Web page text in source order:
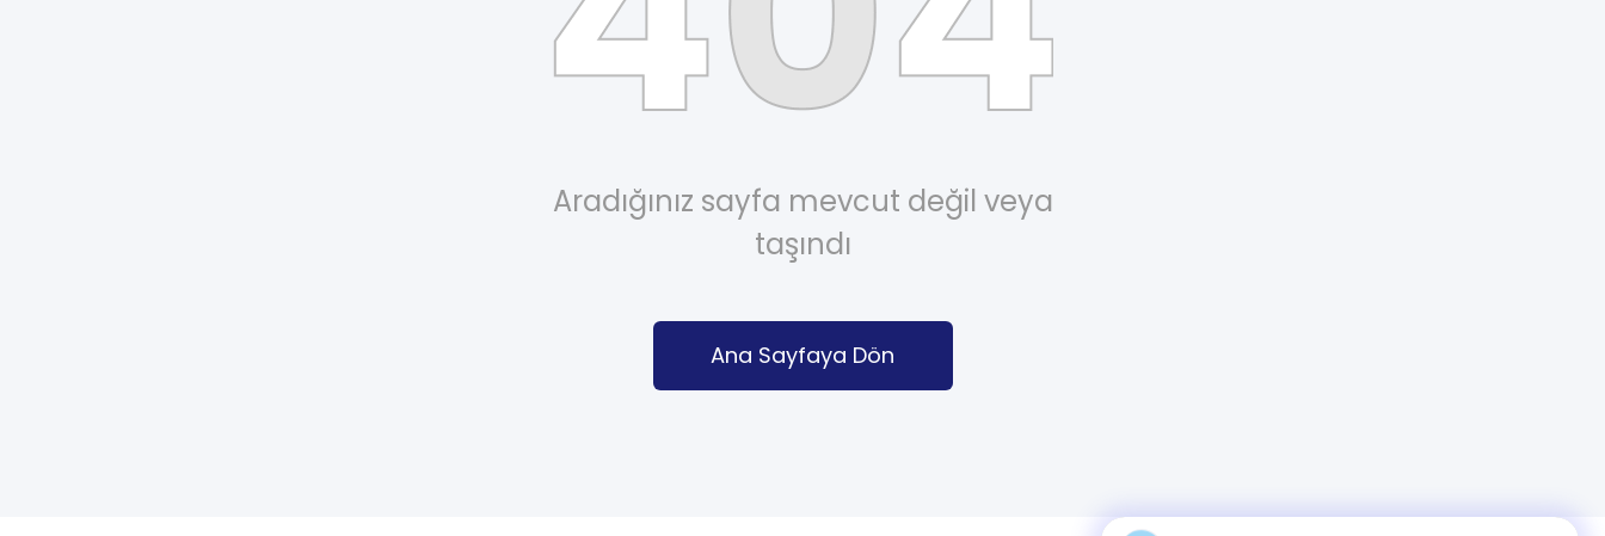
Aradığınız sayfa mevcut değil veya
taşındı
Ana Sayfaya Dön